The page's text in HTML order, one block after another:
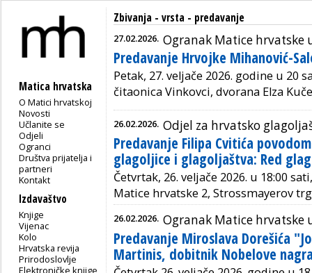
Matica hrvatska
O Matici hrvatskoj
Novosti
Učlanite se
Odjeli
Ogranci
Društva prijatelja i
partneri
Kontakt
Izdavaštvo
Knjige
Vijenac
Kolo
Hrvatska revija
Prirodoslovlje
Elektroničke knjige
Zbivanja - vrsta - predavanje
27.02.2026. Ogranak Matice hrvatske
Predavanje Hrvojke Mihanović-
Petak, 27. veljače 2026. godine u 20
čitaonica Vinkovci, dvorana Elza
26.02.2026. Odjel za hrvatsko
Predavanje Filipa Cvitića
glagoljice i glagoljaštva: Red
Četvrtak, 26. veljače 2026. u 18:00
Matice hrvatske 2, Strossmayerov
26.02.2026. Ogranak Matice hrvatske
Predavanje Miroslava Dorešića
Martinis, dobitnik Nobelove